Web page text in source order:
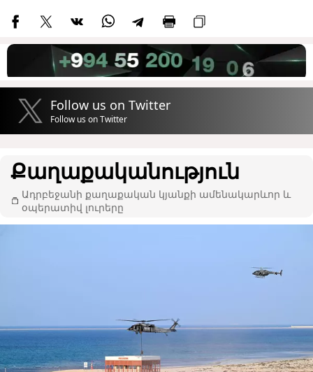
Follow us on Twitter
Follow us on Twitter
Քաղաքականություն
Ադրբեջանի քաղաքական կյանքի ամենակարևոր և
օպերատիվ լուրերը